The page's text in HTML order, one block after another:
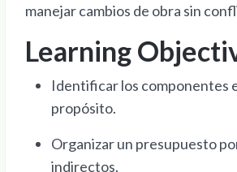
manejar cambios de obra sin
Learning
Identificar los componentes
propósito.
Organizar un presupuesto
indirectos.